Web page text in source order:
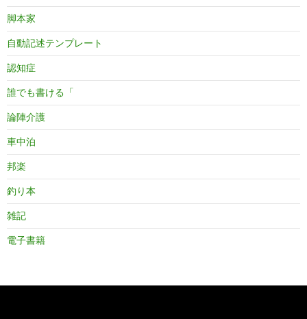
脚本家
自動記述テンプレート
認知症
誰でも書ける「
論陣介護
車中泊
邦楽
釣り本
雑記
電子書籍